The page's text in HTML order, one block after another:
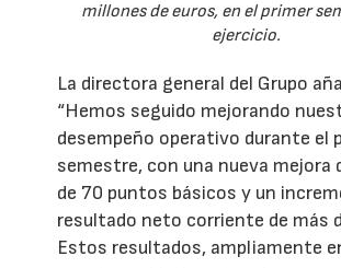
millones de euros, en el primer
ejercicio.
La directora general del Grupo
“Hemos seguido mejorando
desempeño operativo durante el
semestre, con una nueva mejora
de 70 puntos básicos y un
resultado neto corriente de más
Estos resultados, ampliamente